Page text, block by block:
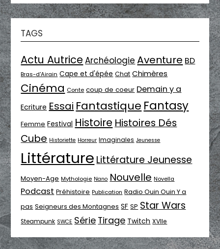
TAGS
Actu Autrice Archéologie Aventure BD
Bras-d'Airain Cape et d'épée Chat Chimères
Cinéma Conte coup de coeur Demain y a
Ecriture Essai Fantastique Fantasy
Femme Festival Histoire Histoires Dés
Cube Historiette Horreur Imaginales Jeunesse
Littérature Littérature Jeunesse
Moyen-Age Mythologie Nano Nouvelle Novella
Podcast Préhistoire Publication Radio Ouin Ouin Y a
pas Seigneurs des Montagnes SF SP Star Wars
Steampunk SWCE Série Tirage Twitch XVIIe